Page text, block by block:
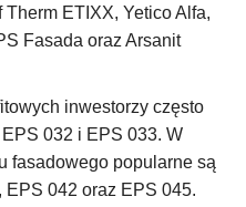
ETIXX, Yetico Alfa,
Fasada oraz Arsanit
inwestorzy często
032 i EPS 033. W
fasadowego popularne są
042 oraz EPS 045.